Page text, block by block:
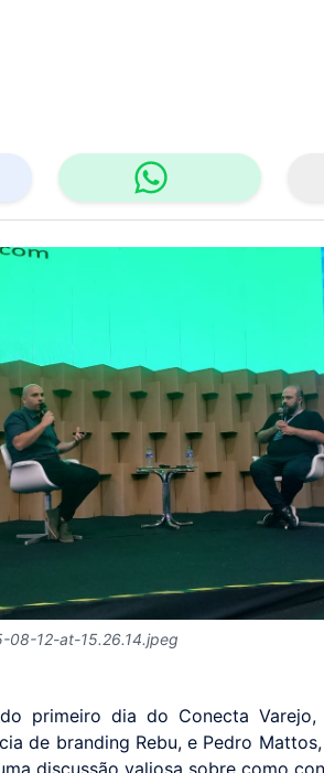
08-12-at-15.26.14.jpeg
primeiro dia do Conecta Varejo,
de branding Rebu, e Pedro